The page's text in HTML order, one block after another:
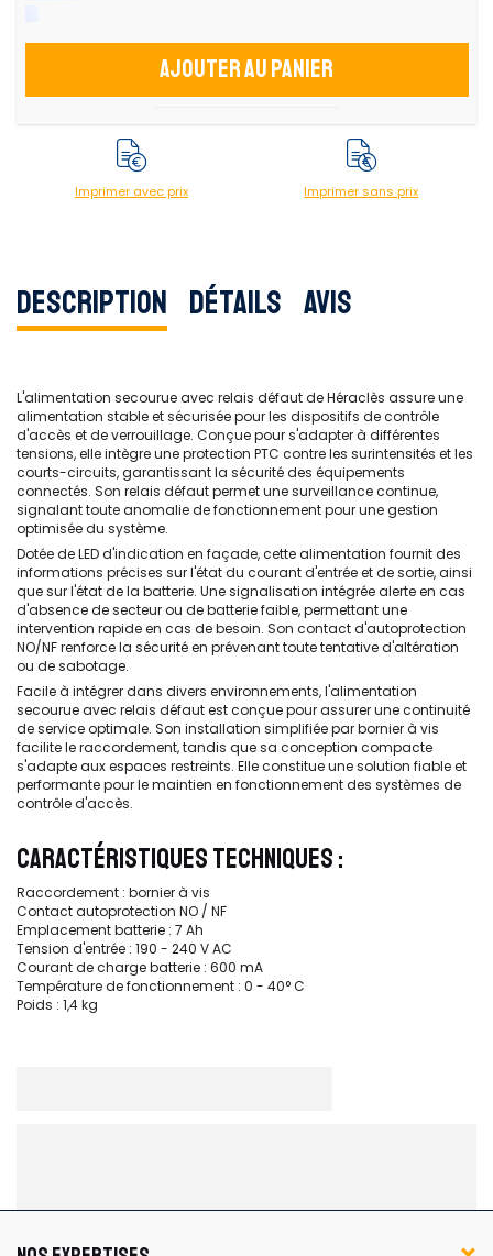
Ajouter au panier
Imprimer avec prix Imprimer sans prix
Description Détails Avis
L'alimentation secourue avec relais défaut de Héraclès assure une
alimentation stable et sécurisée pour les dispositifs de contrôle
d'accès et de verrouillage. Conçue pour s'adapter à différentes
tensions, elle intègre une protection PTC contre les surintensités et les
courts-circuits, garantissant la sécurité des équipements
connectés. Son relais défaut permet une surveillance continue,
signalant toute anomalie de fonctionnement pour une gestion
optimisée du système.
Dotée de LED d'indication en façade, cette alimentation fournit des
informations précises sur l'état du courant d'entrée et de sortie, ainsi
que sur l'état de la batterie. Une signalisation intégrée alerte en cas
d'absence de secteur ou de batterie faible, permettant une
intervention rapide en cas de besoin. Son contact d'autoprotection
NO/NF renforce la sécurité en prévenant toute tentative d'altération
ou de sabotage.
Facile à intégrer dans divers environnements, l'alimentation
secourue avec relais défaut est conçue pour assurer une continuité
de service optimale. Son installation simplifiée par bornier à vis
facilite le raccordement, tandis que sa conception compacte
s'adapte aux espaces restreints. Elle constitue une solution fiable et
performante pour le maintien en fonctionnement des systèmes de
contrôle d'accès.
CARACTÉRISTIQUES TECHNIQUES :
Raccordement : bornier à vis
Contact autoprotection NO / NF
Emplacement batterie : 7 Ah
Tension d'entrée : 190 - 240 V AC
Courant de charge batterie : 600 mA
Température de fonctionnement : 0 - 40° C
Poids : 1,4 kg